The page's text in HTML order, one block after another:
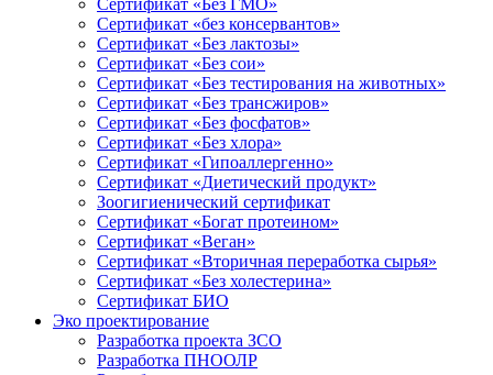
Сертификат «Без ГМО»
Сертификат «без консервантов»
Сертификат «Без лактозы»
Сертификат «Без сои»
Сертификат «Без тестирования на животных»
Сертификат «Без трансжиров»
Сертификат «Без фосфатов»
Сертификат «Без хлора»
Сертификат «Гипоаллергенно»
Сертификат «Диетический продукт»
Зоогигиенический сертификат
Сертификат «Богат протеином»
Сертификат «Веган»
Сертификат «Вторичная переработка сырья»
Сертификат «Без холестерина»
Сертификат БИО
Эко проектирование
Разработка проекта ЗСО
Разработка ПНООЛР